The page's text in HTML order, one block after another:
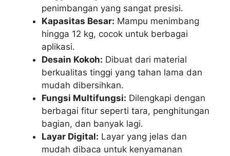
penimbangan yang sangat presisi.
Kapasitas Besar: Mampu menimbang
hingga 12 kg, cocok untuk berbagai
aplikasi.
Desain Kokoh: Dibuat dari material
berkualitas tinggi yang tahan lama dan
mudah dibersihkan.
Fungsi Multifungsi: Dilengkapi dengan
berbagai fitur seperti tara, penghitungan
bagian, dan banyak lagi.
Layar Digital: Layar yang jelas dan
mudah dibaca untuk kenyamanan